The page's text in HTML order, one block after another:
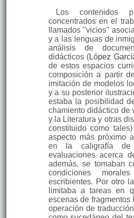
Los contenidos
concentrados en el
llamados "vicios"
y a las lenguas de
análisis de
didácticos (López
de estos espacios
composición a partir
imitación de modelos
y a su posterior
estaba la posibilidad
chamiento didáctico de
y la Literatura y otras
constituido como
aspecto más próximo
en la caligrafía de
evaluaciones acerca
además, se tomaban
condiciones
escribientes. Por otro
limitaba a tareas en
escenas de
operación de